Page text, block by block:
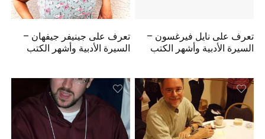
تعرف على نايل فيرغسون –
السيرة الأدبية وأشهر الكتب
تعرف على جينيفر جيفهان –
السيرة الأدبية وأشهر الكتب